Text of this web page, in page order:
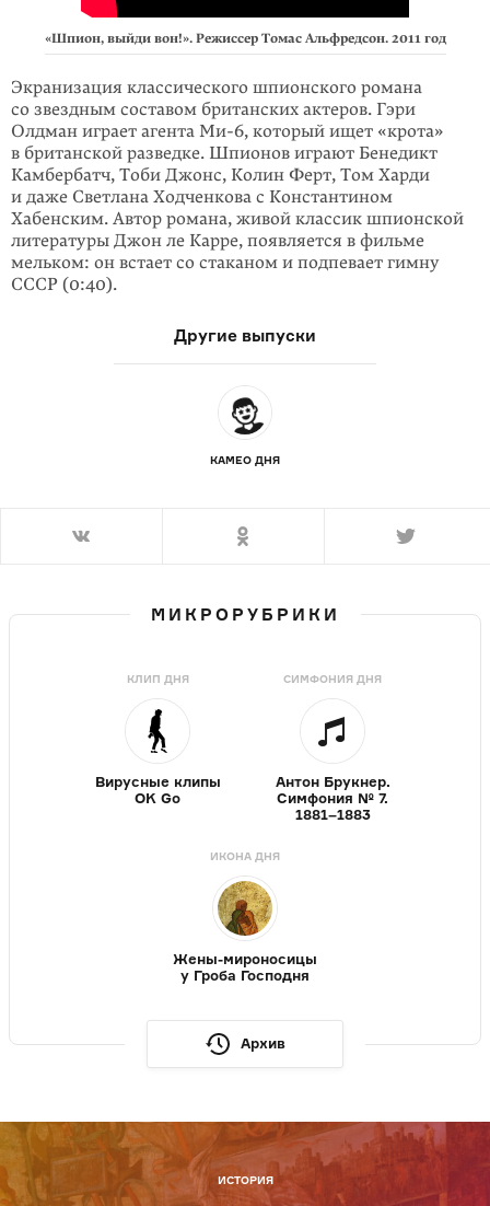
«Шпион, выйди вон!». Режиссер Томас Альфредсон. 2011 год
Экранизация классического шпионского романа
со звездным составом британских актеров. Гэри
Олдман играет агента Ми-6, который ищет «крота»
в британской разведке. Шпионов играют Бенедикт
Камбербатч, Тоби Джонс, Колин Ферт, Том Харди
и даже Светлана Ходченкова с Константином
Хабенским. Автор романа, живой классик шпионской
литературы Джон ле Карре, появляется в фильме
мельком: он встает со стаканом и подпевает гимну
СССР (0:40).
Другие выпуски
КАМЕО ДНЯ
МИКРОРУБРИКИ
КЛИП ДНЯ
Вирусные клипы
OK Go
СИМФОНИЯ ДНЯ
Антон Брукнер.
Симфония № 7.
1881–1883
ИКОНА ДНЯ
Жены-мироносицы
у Гроба Господня
Архив
ИСТОРИЯ